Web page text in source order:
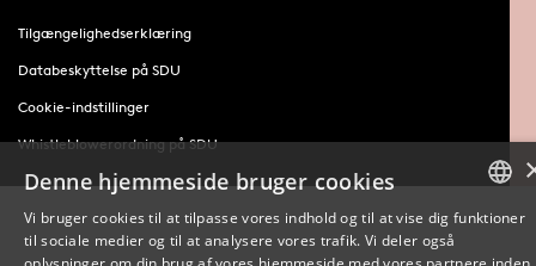
Tilgængelighedserklæring
Databeskyttelse på SDU
Cookie-indstillinger
Whistleblowerordning på SDU
Denne hjemmeside bruger cookies
Vi bruger cookies til at tilpasse vores indhold og til at vise dig funktioner
til sociale medier og til at analysere vores trafik. Vi deler også